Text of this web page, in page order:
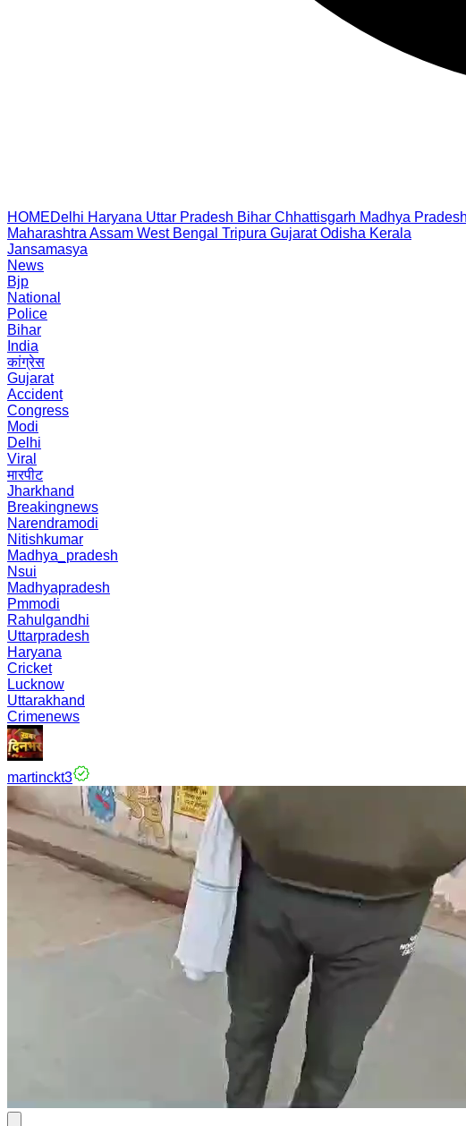
HOMEDelhi Haryana Uttar Pradesh Bihar Chhattisgarh Madhya Pradesh
Maharashtra Assam West Bengal Tripura Gujarat Odisha Kerala
Jansamasya
News
Bjp
National
Police
Bihar
India
कांग्रेस
Gujarat
Accident
Congress
Modi
Delhi
Viral
मारपीट
Jharkhand
Breakingnews
Narendramodi
Nitishkumar
Madhya_pradesh
Nsui
Madhyapradesh
Pmmodi
Rahulgandhi
Uttarpradesh
Haryana
Cricket
Lucknow
Uttarakhand
Crimenews
martinckt3